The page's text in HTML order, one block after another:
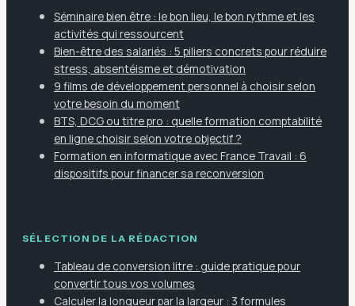
Séminaire bien être : le bon lieu, le bon rythme et les
activités qui ressourcent
Bien-être des salariés : 5 piliers concrets pour réduire
stress, absentéisme et démotivation
9 films de développement personnel à choisir selon
votre besoin du moment
BTS, DCG ou titre pro : quelle formation comptabilité
en ligne choisir selon votre objectif ?
Formation en informatique avec France Travail : 6
dispositifs pour financer sa reconversion
SÉLECTION DE LA RÉDACTION
Tableau de conversion litre : guide pratique pour
convertir tous vos volumes
Calculer la longueur par la largeur : 3 formules